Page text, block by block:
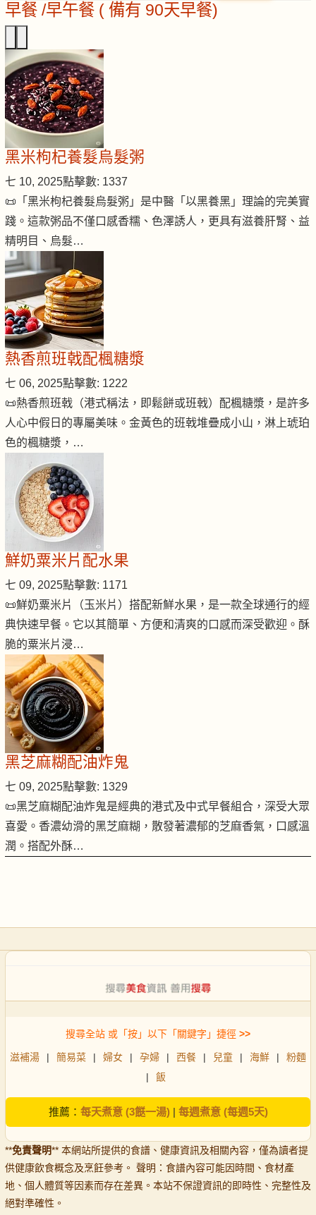
早餐 /早午餐 ( 備有 90天早餐)
黑米枸杞養髮烏髮粥
七 10, 2025點擊數: 1337
📜「黑米枸杞養髮烏髮粥」是中醫「以黑養黑」理論的完美實
踐。這款粥品不僅口感香糯、色澤誘人，更具有滋養肝腎、益
精明目、烏髮…
熱香煎班戟配楓糖漿
七 06, 2025點擊數: 1222
📜熱香煎班戟（港式稱法，即鬆餅或班戟）配楓糖漿，是許多
人心中假日的專屬美味。金黃色的班戟堆疊成小山，淋上琥珀
色的楓糖漿，…
鮮奶粟米片配水果
七 09, 2025點擊數: 1171
📜鮮奶粟米片（玉米片）搭配新鮮水果，是一款全球通行的經
典快速早餐。它以其簡單、方便和清爽的口感而深受歡迎。酥
脆的粟米片浸…
黑芝麻糊配油炸鬼
七 09, 2025點擊數: 1329
📜黑芝麻糊配油炸鬼是經典的港式及中式早餐組合，深受大眾
喜愛。香濃幼滑的黑芝麻糊，散發著濃郁的芝麻香氣，口感溫
潤。搭配外酥…
搜尋全站 或「按」以下「關鍵字」捷徑 >>
滋補湯 | 簡易菜 | 婦女 | 孕婦 | 西餐 | 兒童 | 海鮮 |
粉麵
|
飯
推薦： 每天煮意 (3餸一湯)| 每週煮意 (每週5天)
**免責聲明** 本網站所提供的食譜、健康資訊及相關內容，僅為讀者提
供健康飲食概念及烹飪參考。 聲明：食譜內容可能因時間、食材產
地、個人體質等因素而存在差異。本站不保證資訊的即時性、完整性及
絕對準確性。